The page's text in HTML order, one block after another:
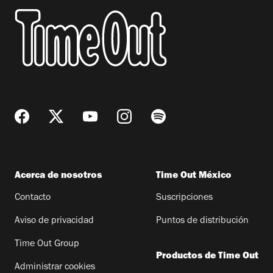
Acerca de nosotros
Contacto
Aviso de privacidad
Time Out Group
Administrar cookies
Time Out México
Suscripciones
Puntos de distribución
Productos de Time Out